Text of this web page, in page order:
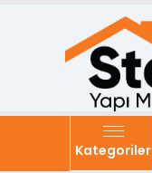
Kategoriler